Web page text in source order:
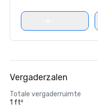
Vergaderzalen
Totale vergaderruimte
1 ft²